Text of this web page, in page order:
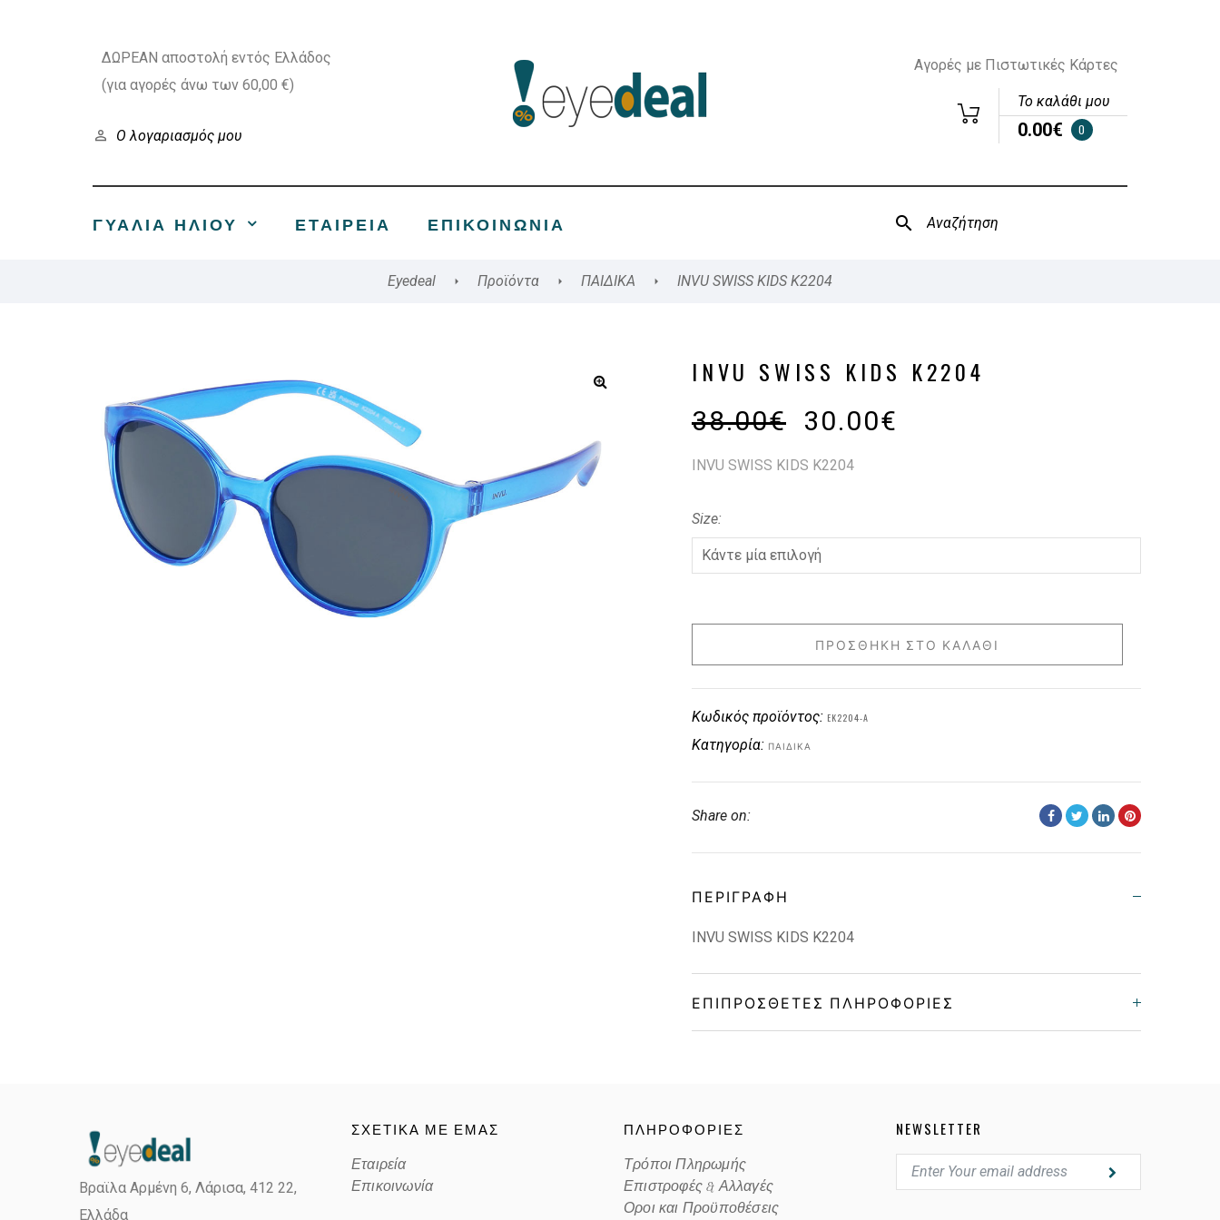
ΔΩΡΕΑΝ αποστολή εντός Ελλάδος
(για αγορές άνω των 60,00 €)
Ο λογαριασμός μου
Αγορές με Πιστωτικές Κάρτες
Το καλάθι μου
0.00€ 0
ΓΥΑΛΙΑ ΗΛΙΟΥ ΕΤΑΙΡΕΊΑ ΕΠΙΚΟΙΝΩΝΊΑ
Eyedeal Προϊόντα ΠΑΙΔΙΚΑ INVU SWISS KIDS K2204
INVU SWISS KIDS K2204
38.00€ 30.00€
INVU SWISS KIDS K2204
Size
ΠΡΟΣΘΉΚΗ ΣΤΟ ΚΑΛΆΘΙ
Κωδικός προϊόντος: EK2204-A
Κατηγορία: ΠΑΙΔΙΚΑ
Share on:
ΠΕΡΙΓΡΑΦΉ
INVU SWISS KIDS K2204
ΕΠΙΠΡΌΣΘΕΤΕΣ ΠΛΗΡΟΦΟΡΊΕΣ
Lens Color POLARIZED GRAY
Βραϊλα Αρμένη 6, Λάρισα, 412 22,
Ελλάδα
ΣΧΕΤΙΚΑ ΜΕ ΕΜΑΣ
Εταιρεία
Επικοινωνία
ΠΛΗΡΟΦΟΡΙΕΣ
Τρόποι Πληρωμής
Επιστροφές & Αλλαγές
Οροι και Προϋποθέσεις
NEWSLETTER